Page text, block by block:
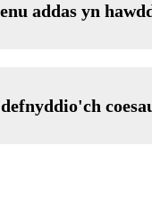
addas yn